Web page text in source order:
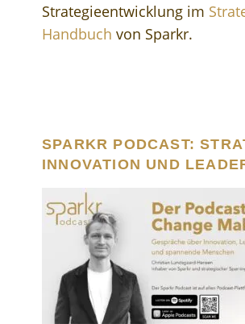
Strategieentwicklung im
Handbuch von Sparkr.
SPARKR PODCAST:
INNOVATION UND